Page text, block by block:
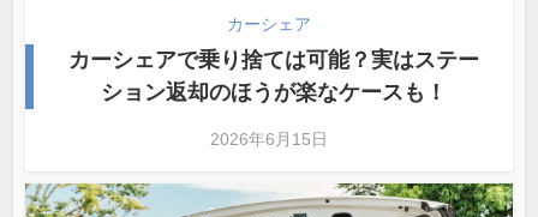
カーシェア
カーシェアで乗り捨ては可能？実はステー
ション返却のほうが楽なケースも！
2026年6月15日